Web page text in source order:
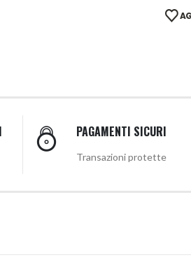
PAGAMENTI SICURI
Transazioni protette